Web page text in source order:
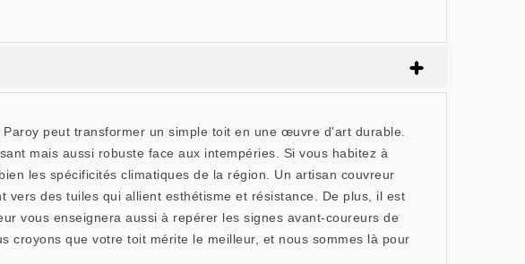
peut transformer un simple toit en une œuvre d'art durable.
mais aussi robuste face aux intempéries. Si vous habitez à
les spécificités climatiques de la région. Un artisan couvreur
des tuiles qui allient esthétisme et résistance. De plus, il est
vous enseignera aussi à repérer les signes avant-coureurs de
croyons que votre toit mérite le meilleur, et nous sommes là pour